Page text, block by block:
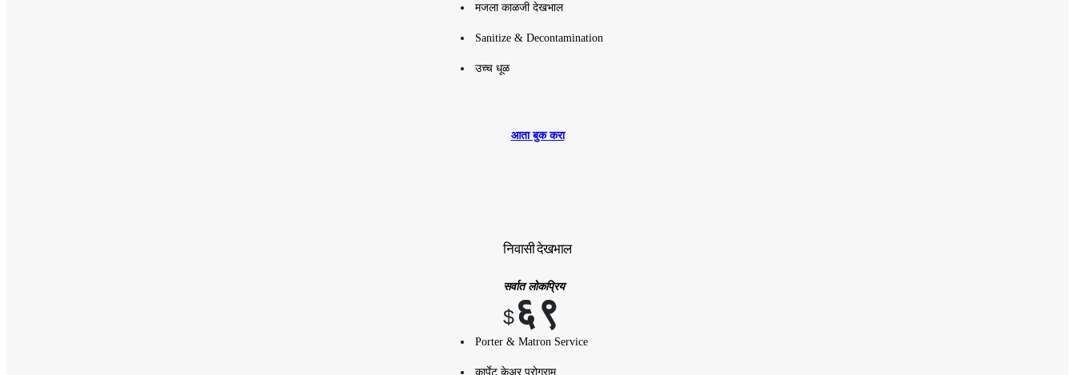
आता बुक करा
मजला काळजी देखभाल
Sanitize & Decontamination
उच्च धूळ
निवासी देखभाल
सर्वात लोकप्रिय
$६९
Porter & Matron Service
कार्पेट केअर प्रोग्राम